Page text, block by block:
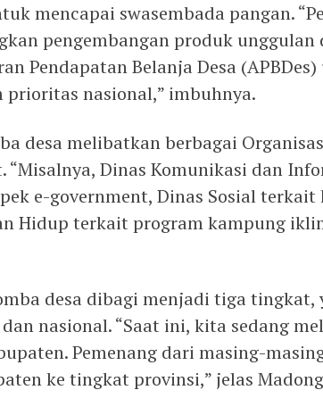
mencapai swasembada pangan.
pengembangan produk unggulan
Pendapatan Belanja Desa
nasional,” imbuhnya.
desa melibatkan berbagai
“Misalnya, Dinas Komunikasi dan
e-government, Dinas Sosial terkait
Hidup terkait program kampung
desa dibagi menjadi tiga tingkat,
nasional. “Saat ini, kita sedang
Pemenang dari masing-
ke tingkat provinsi,” jelas